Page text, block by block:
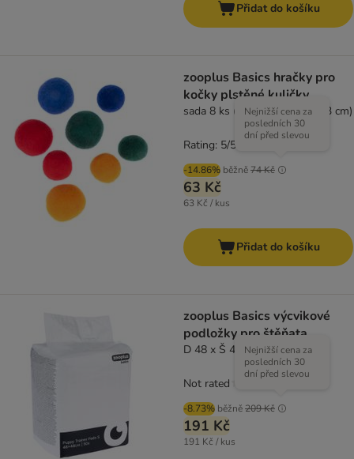
Přidat do košíku
zooplus Basics hračky pro
kočky plstěné kuličky
sada 8 ks (4 x Ø 4 cm, 4 x Ø 3 cm)
-14.86% běžně74 Kč
Nejnižší cena za
posledních 30
dní před slevou
63 Kč
63 Kč / kus
Rating: 5/5
Přidat do košíku
zooplus Basics výcvikové
podložky pro štěňata
D 48 x Š 48 cm, 50 kusů
-8.73% běžně209 Kč
Nejnižší cena za
posledních 30
dní před slevou
191 Kč
191 Kč / kus
Not rated